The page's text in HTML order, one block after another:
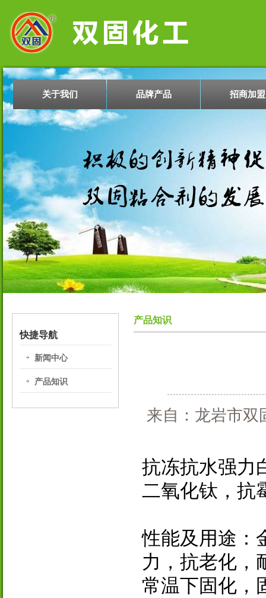
关于我们 品牌产品 招商加盟
快捷导航
新闻中心
产品知识
产品知识
来自：龙岩市
抗冻抗水强力
二氧化钛，抗
性能及用途：
力，抗老化，
常温下固化，